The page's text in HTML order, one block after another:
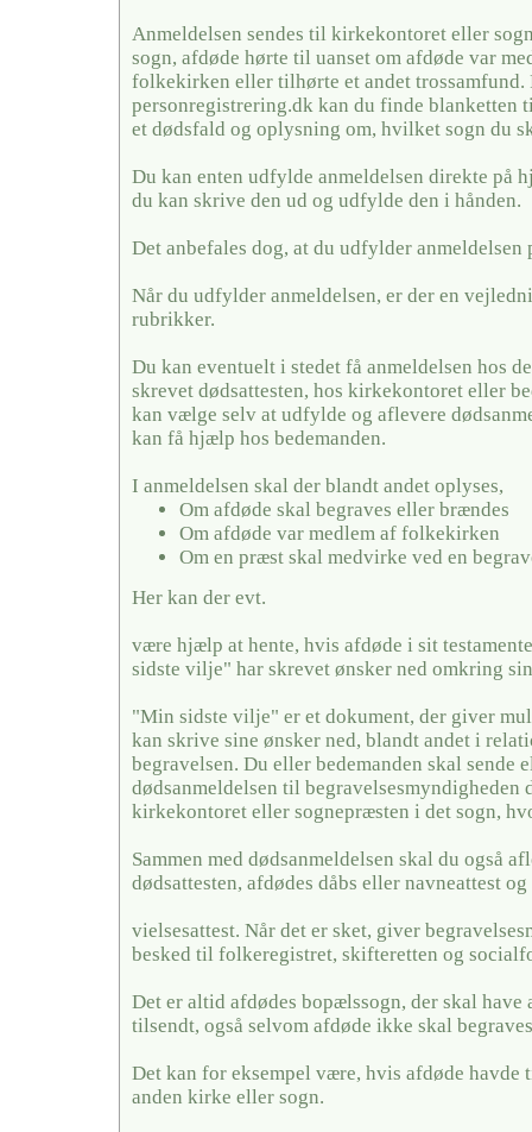
Anmeldelsen sendes til kirkekontoret eller
sogn, afdøde hørte til uanset om afdøde var
folkekirken eller tilhørte et andet trossamfund.
personregistrering.dk kan du finde blanketten
et dødsfald og oplysning om, hvilket sogn du
Du kan enten udfylde anmeldelsen direkte på
du kan skrive den ud og udfylde den i hånden.
Det anbefales dog, at du udfylder anmeldelsen
Når du udfylder anmeldelsen, er der en
rubrikker.
Du kan eventuelt i stedet få anmeldelsen hos
skrevet dødsattesten, hos kirkekontoret eller
kan vælge selv at udfylde og aflevere
kan få hjælp hos bedemanden.
I anmeldelsen skal der blandt andet oplyses,
Om afdøde skal begraves eller brændes
Om afdøde var medlem af folkekirken
Om en præst skal medvirke ved en
Her kan der evt.
være hjælp at hente, hvis afdøde i sit
sidste vilje" har skrevet ønsker ned omkring
"Min sidste vilje" er et dokument, der giver
kan skrive sine ønsker ned, blandt andet i
begravelsen. Du eller bedemanden skal sende
dødsanmeldelsen til begravelsesmyndigheden
kirkekontoret eller sognepræsten i det sogn,
Sammen med dødsanmeldelsen skal du også
dødsattesten, afdødes dåbs eller navneattest og
vielsesattest. Når det er sket, giver
besked til folkeregistret, skifteretten og
Det er altid afdødes bopælssogn, der skal have
tilsendt, også selvom afdøde ikke skal
Det kan for eksempel være, hvis afdøde
anden kirke eller sogn.